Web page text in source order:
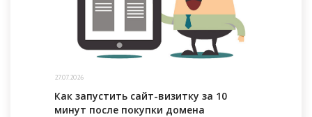
27.07.2026
Как запустить сайт-визитку за 10
минут после покупки домена